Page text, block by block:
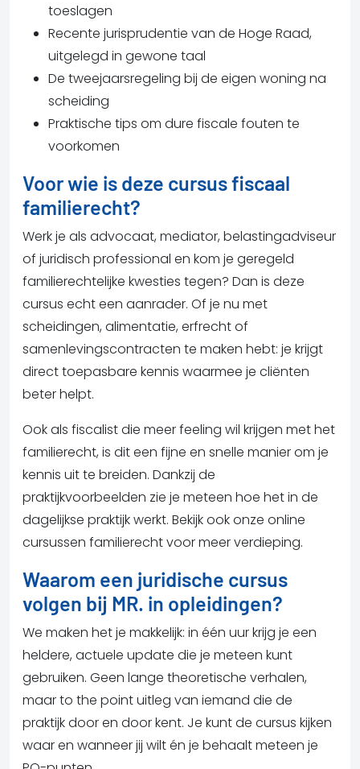
toeslagen
Recente jurisprudentie van de Hoge Raad,
uitgelegd in gewone taal
De tweejaarsregeling bij de eigen woning na
scheiding
Praktische tips om dure fiscale fouten te
voorkomen
Voor wie is deze cursus fiscaal
familierecht?
Werk je als advocaat, mediator, belastingadviseur
of juridisch professional en kom je geregeld
familierechtelijke kwesties tegen? Dan is deze
cursus echt een aanrader. Of je nu met
scheidingen, alimentatie, erfrecht of
samenlevingscontracten te maken hebt: je krijgt
direct toepasbare kennis waarmee je cliënten
beter helpt.
Ook als fiscalist die meer feeling wil krijgen met het
familierecht, is dit een fijne en snelle manier om je
kennis uit te breiden. Dankzij de
praktijkvoorbeelden zie je meteen hoe het in de
dagelijkse praktijk werkt. Bekijk ook onze online
cursussen familierecht voor meer verdieping.
Waarom een juridische cursus
volgen bij MR. in opleidingen?
We maken het je makkelijk: in één uur krijg je een
heldere, actuele update die je meteen kunt
gebruiken. Geen lange theoretische verhalen,
maar to the point uitleg van iemand die de
praktijk door en door kent. Je kunt de cursus kijken
waar en wanneer jij wilt én je behaalt meteen je